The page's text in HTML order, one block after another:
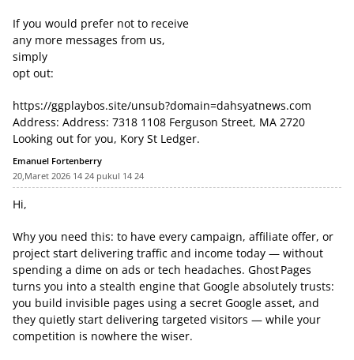
If you would prefer not to receive
any more messages from us,
simply
opt out:
https://ggplaybos.site/unsub?domain=dahsyatnews.com
Address: Address: 7318 1108 Ferguson Street, MA 2720
Looking out for you, Kory St Ledger.
Emanuel Fortenberry
20,Maret 2026 14 24 pukul 14 24
Hi,
Why you need this: to have every campaign, affiliate offer, or
project start delivering traffic and income today — without
spending a dime on ads or tech headaches. Ghost Pages
turns you into a stealth engine that Google absolutely trusts:
you build invisible pages using a secret Google asset, and
they quietly start delivering targeted visitors — while your
competition is nowhere the wiser.